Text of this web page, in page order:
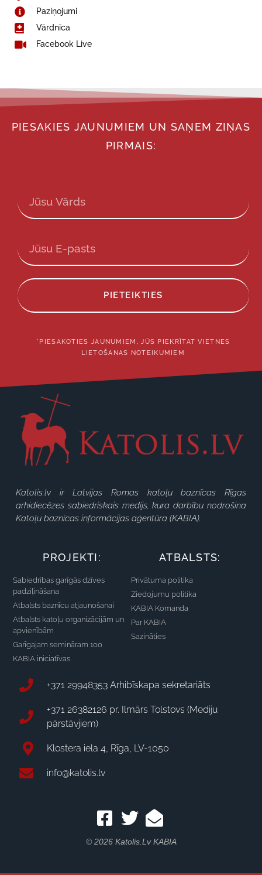
Paziņojumi
Vārdnīca
Facebook Live
PIESAKIES JAUNUMIEM UN SAŅEM ZIŅAS
PIRMAIS:
PIETEIKTIES
*PIESAKOTIES JAUNUMIEM, JŪS PIEKRĪTAT VIETNES
LIETOŠANAS NOTEIKUMIEM
Katolis.lv ir Latvijas Romas katoļu baznīcas Rīgas
arhidiecēzes sabiedriskais medijs, kura darbību nodrošina
Katoļu baznīcas informācijas aģentūra (KABIA).
PROJEKTI:
Sabiedrības garīgās dzīves
padziļināšana
Atbalsts baznīcu atjaunošanai
Atbalsts katoļu organizācijām un
apvienībām
Garīgajam semināram 100
KABIA iniciatīvas
ATBALSTS:
Privātuma politika
Ziedojumu politika
KABIA Komanda
Par KABIA
Sazināties
+371 29948353 Arhibīskapa sekretariāts
+371 26382126 pr. Ilmārs Tolstovs (Mediju
pārstāvjiem)
Klostera iela 4, Rīga, LV-1050
info@katolis.lv
© 2026 Katolis.lv KABIA